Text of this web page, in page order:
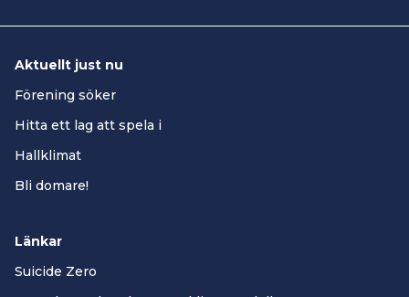
Aktuellt just nu
Förening söker
Hitta ett lag att spela i
Hallklimat
Bli domare!
Länkar
Suicide Zero